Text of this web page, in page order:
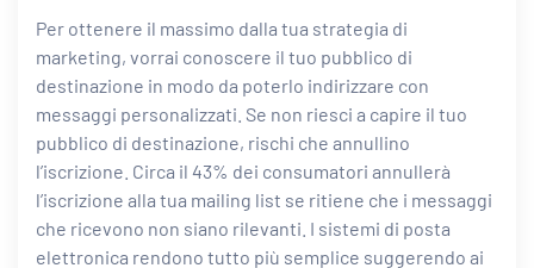
Per ottenere il massimo dalla tua strategia di
marketing, vorrai conoscere il tuo pubblico di
destinazione in modo da poterlo indirizzare con
messaggi personalizzati. Se non riesci a capire il tuo
pubblico di destinazione, rischi che annullino
l’iscrizione. Circa il 43% dei consumatori annullerà
l’iscrizione alla tua mailing list se ritiene che i messaggi
che ricevono non siano rilevanti. I sistemi di posta
elettronica rendono tutto più semplice suggerendo ai